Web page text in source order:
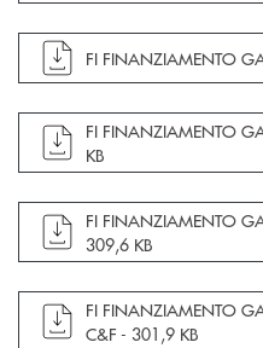
apre documento in una
FI FINANZIAMENTO
apre documento in una
FI FINANZIAMENTO
KB
apre documento in una
FI FINANZIAMENTO
309,6 KB
apre documento in una
FI FINANZIAMENTO
C&F - 301,9 KB